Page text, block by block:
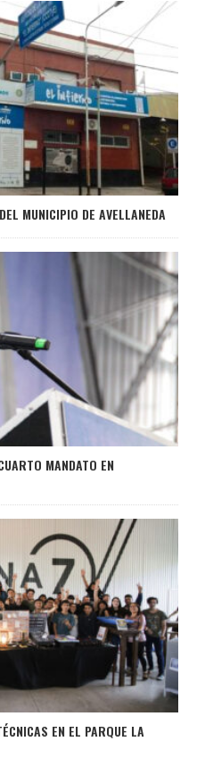
MUNICIPIO DE AVELLANEDA
MANDATO EN
EN EL PARQUE LA